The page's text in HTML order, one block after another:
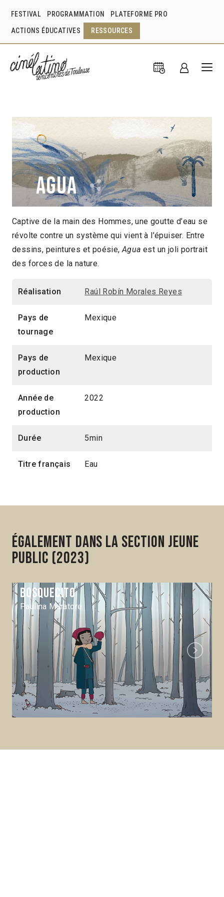
FESTIVAL PROGRAMMATION PLATEFORME PRO
ACTIONS ÉDUCATIVES RESSOURCES
Agua
Raúl Robín Morales Reyes Mexique
2022
2023 > Jeune public
Captive de la main des Hommes, une goutte d’eau se
révolte contre un système qui vient à l’épuiser. Entre
dessins, peintures et poésie,Agua est un joli portrait
des forces de la nature.
Réalisation Raúl Robín Morales Reyes
Pays de
tournage
Mexique
Pays de
production
Mexique
Année de
production
2022
Durée 5min
Titre français Eau
Également dans la section Jeune
public (2023)
Bosquecito
Paulina Muratore
Next